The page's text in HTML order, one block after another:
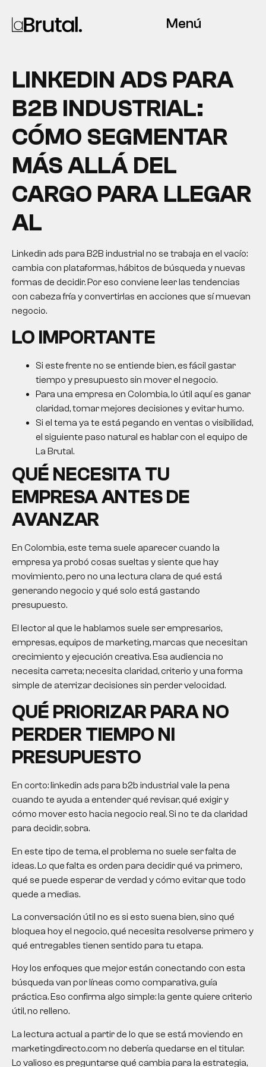
Menú
LINKEDIN ADS PARA
B2B INDUSTRIAL:
CÓMO SEGMENTAR
MÁS ALLÁ DEL
CARGO PARA LLEGAR
AL
Linkedin ads para B2B industrial no se trabaja en el vacío:
cambia con plataformas, hábitos de búsqueda y nuevas
formas de decidir. Por eso conviene leer las tendencias
con cabeza fría y convertirlas en acciones que sí muevan
negocio.
LO IMPORTANTE
Si este frente no se entiende bien, es fácil gastar
tiempo y presupuesto sin mover el negocio.
Para una empresa en Colombia, lo útil aquí es ganar
claridad, tomar mejores decisiones y evitar humo.
Si el tema ya te está pegando en ventas o visibilidad,
el siguiente paso natural es hablar con el equipo de
La Brutal.
QUÉ NECESITA TU
EMPRESA ANTES DE
AVANZAR
En Colombia, este tema suele aparecer cuando la
empresa ya probó cosas sueltas y siente que hay
movimiento, pero no una lectura clara de qué está
generando negocio y qué solo está gastando
presupuesto.
El lector al que le hablamos suele ser empresarios,
empresas, equipos de marketing, marcas que necesitan
crecimiento y ejecución creativa. Esa audiencia no
necesita carreta; necesita claridad, criterio y una forma
simple de aterrizar decisiones sin perder velocidad.
QUÉ PRIORIZAR PARA NO
PERDER TIEMPO NI
PRESUPUESTO
En corto: linkedin ads para b2b industrial vale la pena
cuando te ayuda a entender qué revisar, qué exigir y
cómo mover esto hacia negocio real. Si no te da claridad
para decidir, sobra.
En este tipo de tema, el problema no suele ser falta de
ideas. Lo que falta es orden para decidir qué va primero,
qué se puede esperar de verdad y cómo evitar que todo
quede a medias.
La conversación útil no es si esto suena bien, sino qué
bloquea hoy el negocio, qué necesita resolverse primero y
qué entregables tienen sentido para tu etapa.
Hoy los enfoques que mejor están conectando con esta
búsqueda van por líneas como comparativa, guía
práctica. Eso confirma algo simple: la gente quiere criterio
útil, no relleno.
La lectura actual a partir de lo que se está moviendo en
marketingdirecto.com no debería quedarse en el titular.
Lo valioso es preguntarse qué cambia para la estrategia,